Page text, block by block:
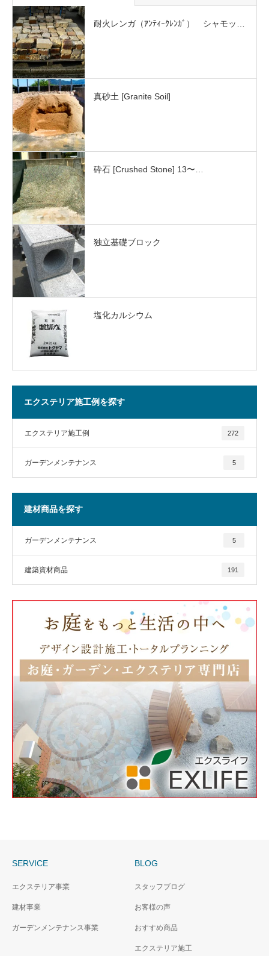
耐火レンガ（ｱﾝﾃｨｰｸﾚﾝｶﾞ） シャモッ…
真砂土 [Granite Soil]
砕石 [Crushed Stone] 13〜…
独立基礎ブロック
塩化カルシウム
エクステリア施工例を探す
エクステリア施工例 272
ガーデンメンテナンス 5
建材商品を探す
ガーデンメンテナンス 5
建築資材商品 191
SERVICE
エクステリア事業
建材事業
ガーデンメンテナンス事業
BLOG
スタッフブログ
お客様の声
おすすめ商品
エクステリア施工